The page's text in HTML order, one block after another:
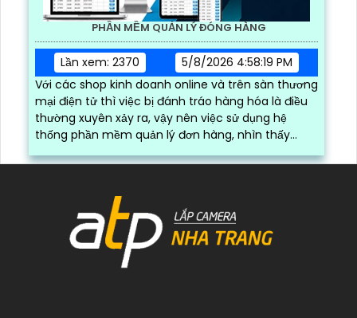
PHẦN MỀM QUẢN LÝ ĐÓNG HÀNG
Lần xem: 2370
5/8/2026 4:58:19 PM
Với các shop kinh doanh online và trên sàn thương
mại điện tử thì việc bị đánh tráo hàng hóa là điều
thường xuyên xảy ra, vậy nên việc sử dụng hệ
thống phần mềm quản lý đơn hàng, nhìn thấy
được quá trình đóng gói hàng hóa, kèm theo đấy
là quy trình đóng gói cũng được ghi lại một cách